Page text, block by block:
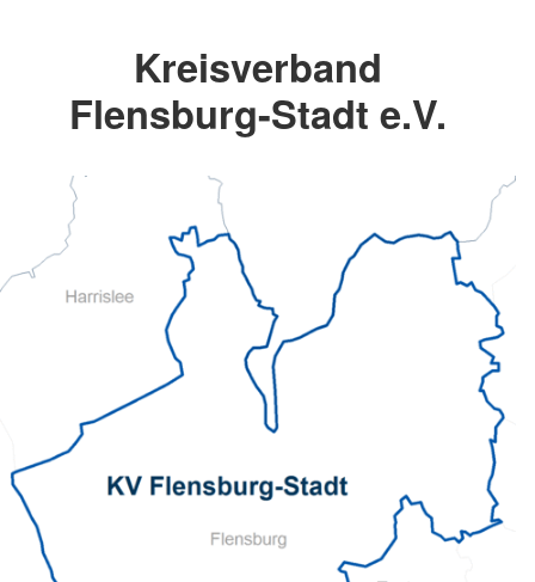
Kreisverband
Flensburg-Stadt e.V.